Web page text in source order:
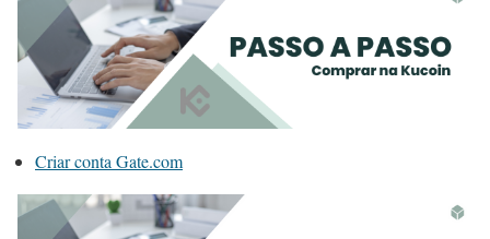
Criar conta Gate.com